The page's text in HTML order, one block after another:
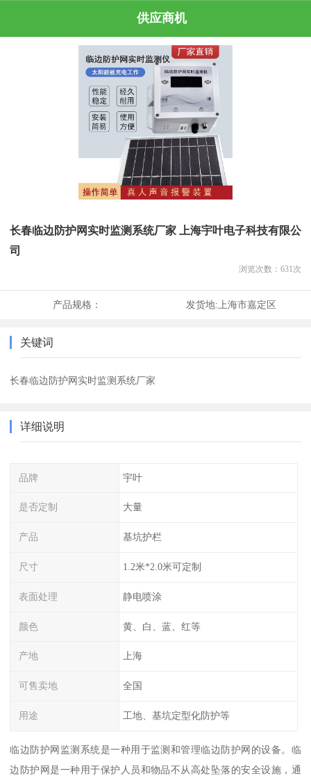
供应商机
长春临边防护网实时监测系统厂家 上海宇叶电子科技有限公
司
浏览次数： 631 次
产品规格： 发货地:上海市嘉定区
关键词
长春临边防护网实时监测系统厂家
详细说明
品牌 宇叶
是否定制 大量
产品 基坑护栏
尺寸 1.2米*2.0米可定制
表面处理 静电喷涂
颜色 黄、白、蓝、红等
产地 上海
可售卖地 全国
用途 工地、基坑定型化防护等
临边防护网监测系统是一种用于监测和管理临边防护网的设备。临
边防护网是一种用于保护人员和物品不从高处坠落的安全设施，通